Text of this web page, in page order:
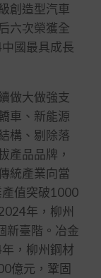
創造型汽車
六次榮獲全
國最具成長
做大做強支
車、新能源
構、剔除落
產品品牌，
統產業向當
值突破1000
年，柳州
新臺階。冶金
，柳州鋼材
億元，鞏固